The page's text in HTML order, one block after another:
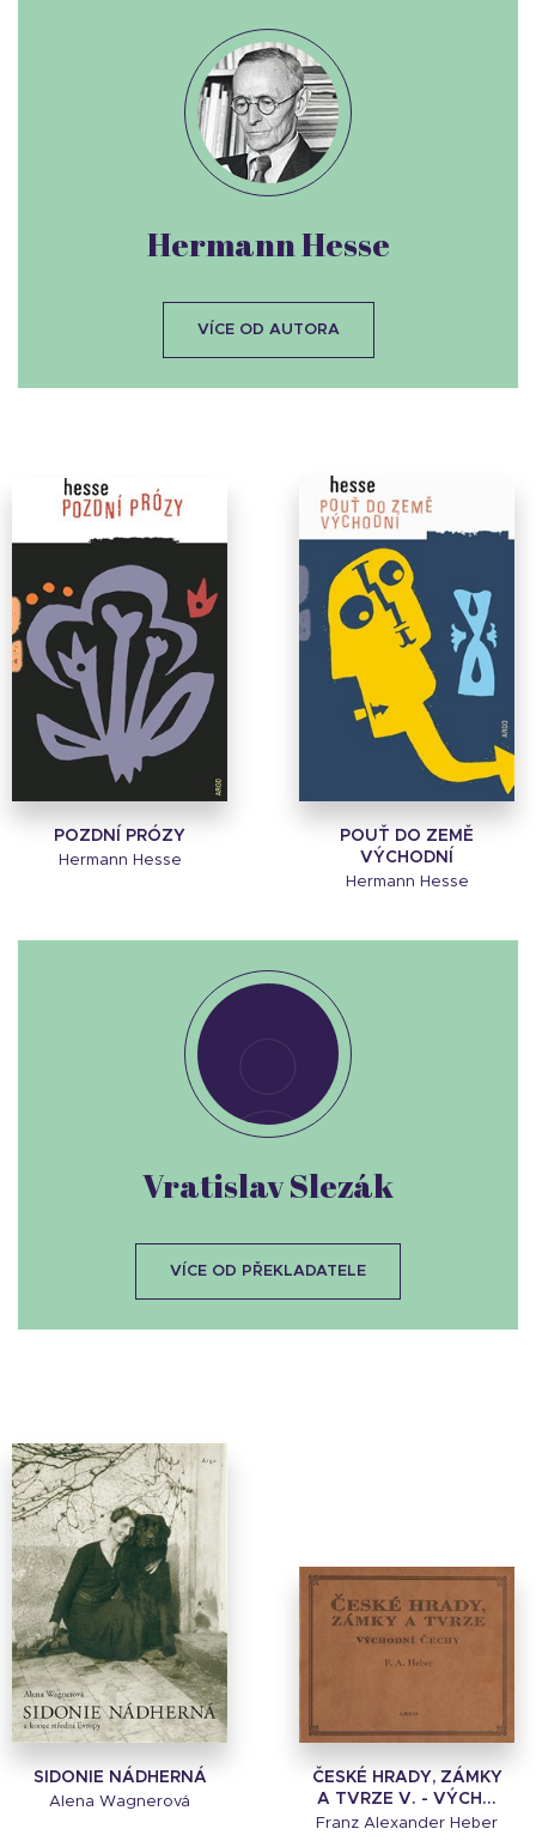
POZDNÍ PRÓZY
Hermann Hesse
POUŤ DO ZEMĚ
VÝCHODNÍ
Hermann Hesse
Hermann Hesse
VÍCE OD AUTORA
SIDONIE NÁDHERNÁ
Alena Wagnerová
ČESKÉ HRADY, ZÁMKY
A TVRZE V. - VÝCH...
Franz Alexander Heber
Vratislav Slezák
VÍCE OD PŘEKLADATELE